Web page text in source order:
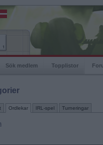
Sök medlem Topplistor
Ordlekar IRL-spel Turneringar